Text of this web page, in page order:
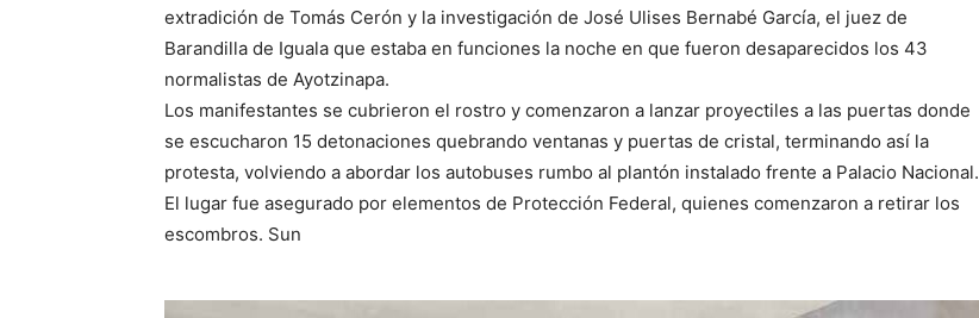
extradición de Tomás Cerón y la investigación de José Ulises Bernabé García, el juez de
Barandilla de Iguala que estaba en funciones la noche en que fueron desaparecidos los 43
normalistas de Ayotzinapa.
Los manifestantes se cubrieron el rostro y comenzaron a lanzar proyectiles a las puertas donde
se escucharon 15 detonaciones quebrando ventanas y puertas de cristal, terminando así la
protesta, volviendo a abordar los autobuses rumbo al plantón instalado frente a Palacio Nacional.
El lugar fue asegurado por elementos de Protección Federal, quienes comenzaron a retirar los
escombros. Sun